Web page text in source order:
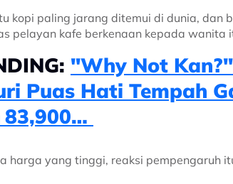
kopi paling jarang ditemui di dunia, dan
pelayan kafe berkenaan kepada wanita
"Why Not
Puas Hati Tempah
harga yang tinggi, reaksi pempengaruh